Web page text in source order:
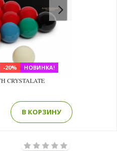
-20% НОВИНКА!
CRYSTALATE
В КОРЗИНУ